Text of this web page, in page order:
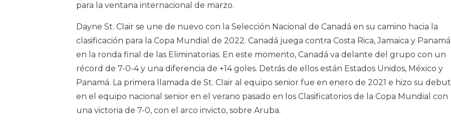
para la ventana internacional de marzo.
Dayne St. Clair se une de nuevo con la Selección Nacional de Canadá en su camino hacia la
clasificación para la Copa Mundial de 2022. Canadá juega contra Costa Rica, Jamaica y Panamá
en la ronda final de las Eliminatorias. En este momento, Canadá va delante del grupo con un
récord de 7-0-4 y una diferencia de +14 goles. Detrás de ellos están Estados Unidos, México y
Panamá. La primera llamada de St. Clair al equipo senior fue en enero de 2021 e hizo su debut
en el equipo nacional senior en el verano pasado en los Clasificatorios de la Copa Mundial con
una victoria de 7-0, con el arco invicto, sobre Aruba.